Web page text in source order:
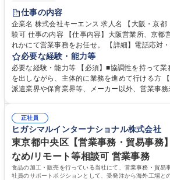
土日祝休み
仕事の内容
企業名 株式会社キーエンス 求人名 【大阪・京都・滋賀】営業事務 ※未経
験可 仕事の内容 【仕事内容】大阪営業所、京都営業所、滋賀営業所いず
れかにて営業事務をお任せ。 【詳細】電話応対
の作成・カタログ送付・来客対応・営業所内で発
善をお任せ。 【教育制度】ご入社後、育成担当とペアになりながらOJTに
て業務を覚えていただくことが可能です。業務
れているため、スムーズに仕事に慣れることが
募集職種 【大阪・京都・滋賀】営業事務 ※未経験
必要な経験・能力等
必要な経験・能力等 【必須】■協調性を持って
を出しながら、主体的に業務を進めて行ける方
派遣業界や保育業界等、メーカー以外、営業事
えて、お客様や社員の状況に合わせ、能動的なサ
待され。組織を支えるスペシャリストとして、チ
社員から頼られる存在になることができます。
務の持ち帰りも禁止されており、メリハリのある
歴・資格 学歴：大学院 大学 高専 短大 語学力：
正社員
ヒガシマルインターナショナル株式会社
東京都中央区【営業事務・貿易事務
なめ/リモート等相談可 営業事務
食品の加工・販売を行っている当社にて、営業事務・貿易
社員のサポートポジションとして、受発注から海外工場と